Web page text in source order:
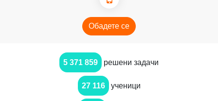
Обадете се
5 371 859 решени задачи
27 116 ученици